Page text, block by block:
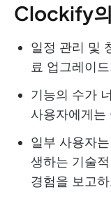
Clockify
일정 관리 및
료 업그레이
기능의 수가
사용자에게는
일부 사용자
생하는 기술
경험을 보고